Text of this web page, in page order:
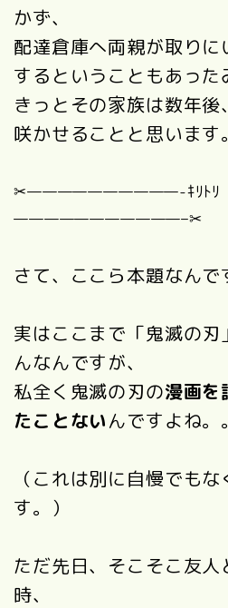
かず、
配達倉庫へ両親が取り
するということもあった
きっとその家族は数年
咲かせることと思います
✂︎——————————-ｷﾘﾄﾘ
———————————–✂︎
さて、ここら本題なん
実はここまで「鬼滅の
んなんですが、
私全く鬼滅の刃の漫画を
たことないんですよね
（これは別に自慢でも
す。）
ただ先日、そこそこ友人
時、